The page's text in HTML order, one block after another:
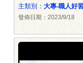
主類別： 大專-職人好
發佈日期：2023/9/18